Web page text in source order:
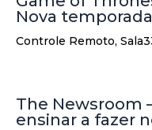
Nova
Controle Remoto,
The Newsroom
ensinar a fazer